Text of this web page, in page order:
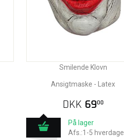
Smilende Klovn
Ansigtmaske - Latex
DKK 6900
På lager
Afs.:1-5 hverdage